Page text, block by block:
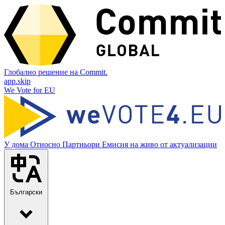
Глобално решение на Commit.
app.skip
We Vote for EU
У дома Относно Партньори Емисия на живо от актуализации
Български